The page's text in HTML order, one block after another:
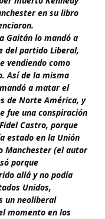
en su libro
Gaitán lo mandó a
del partido Liberal,
vendiendo como
Así de la misma
a matar el
de Norte América, y
fue una conspiración
Castro, porque
estado en la Unión
Manchester (el autor
porque
allá y no podía
Unidos,
un neoliberal
momento en los